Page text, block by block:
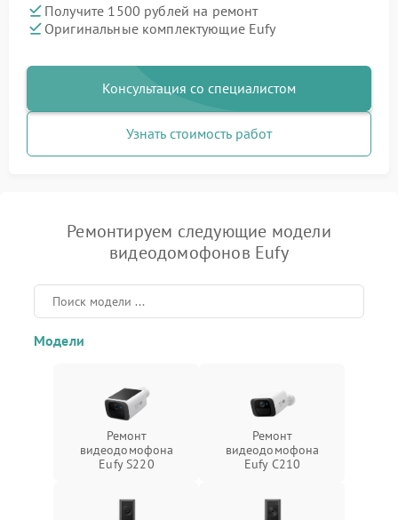
Получите 1500 рублей на ремонт
Оригинальные комплектующие Eufy
Консультация со специалистом
Узнать стоимость работ
Ремонтируем следующие модели
видеодомофонов Eufy
Модели
Ремонт
видеодомофона
Eufy S220
Ремонт
видеодомофона
Eufy C210